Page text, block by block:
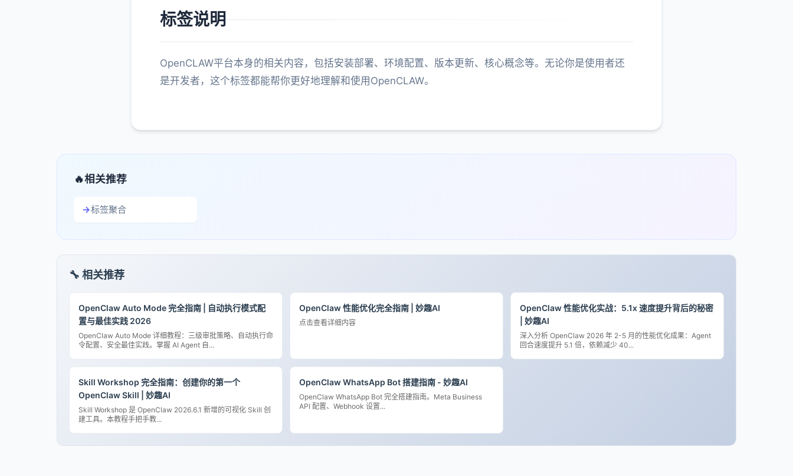
标签说明
OpenCLAW平台本身的相关内容，包括安装部署、环境配置、版本更新、核心概念等。无论你是使用者还
是开发者，这个标签都能帮你更好地理解和使用OpenCLAW。
相关推荐
标签聚合
🔧 相关推荐
OpenClaw Auto Mode 完全指南 | 自动执行模式配
置与最佳实践 2026
OpenClaw Auto Mode 详细教程：三级审批策略、自动执行命
令配置、安全最佳实践。掌握 AI Agent 自...
OpenClaw 性能优化完全指南 | 妙趣AI
点击查看详细内容
OpenClaw 性能优化实战：5.1x 速度提升背后的秘密
| 妙趣AI
深入分析 OpenClaw 2026 年 2-5 月的性能优化成果：Agent
回合速度提升 5.1 倍，依赖减少 40...
Skill Workshop 完全指南：创建你的第一个
OpenClaw Skill | 妙趣AI
Skill Workshop 是 OpenClaw 2026.6.1 新增的可视化 Skill 创
建工具。本教程手把手教...
OpenClaw WhatsApp Bot 搭建指南 - 妙趣AI
OpenClaw WhatsApp Bot 完全搭建指南。Meta Business
API 配置、Webhook 设置...